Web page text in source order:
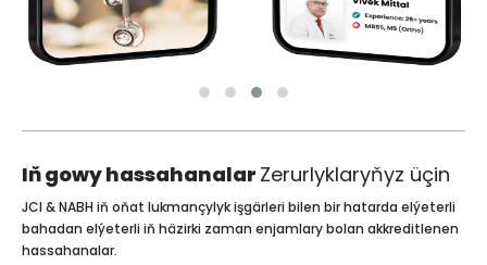
Iň gowy hassahanalar Zerurlyklaryňyz üçin
JCI & NABH iň oňat lukmançylyk işgärleri bilen bir hatarda elýeterli
bahadan elýeterli iň häzirki zaman enjamlary bolan akkreditlenen
hassahanalar.